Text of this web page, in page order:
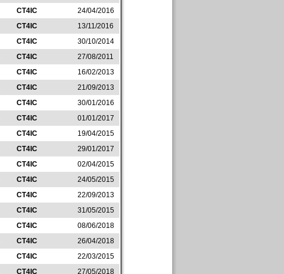
CT4IC
24/04/2016
CT4IC
13/11/2016
CT4IC
30/10/2014
CT4IC
27/08/2011
CT4IC
16/02/2013
CT4IC
21/09/2013
CT4IC
30/01/2016
CT4IC
01/01/2017
CT4IC
19/04/2015
CT4IC
29/01/2017
CT4IC
02/04/2015
CT4IC
24/05/2015
CT4IC
22/09/2013
CT4IC
31/05/2015
CT4IC
08/06/2018
CT4IC
26/04/2018
CT4IC
22/03/2015
CT4IC 27/05/2018